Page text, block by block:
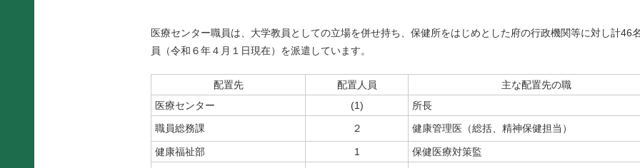
医療センター職員は、大学教員としての立場を併せ持ち、保健所をはじめとした府の行政機関等に対し計46
員（令和６年４月１日現在）を派遣しています。
配置先 配置人員
主な配置先の職
医療センター
(1)
所長
職員総務課
２ 健康管理医（総括、精神保健担当）
健康福祉部 1
保健医療対策監